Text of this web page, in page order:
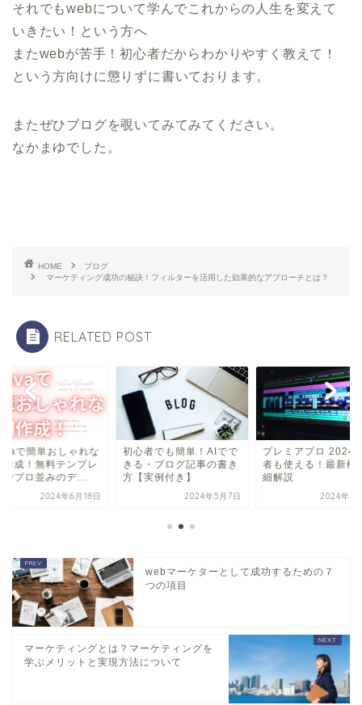
それでもwebについて学んでこれからの人生を変えて
いきたい！という方へ
またwebが苦手！初心者だからわかりやすく教えて！
という方向けに懲りずに書いております。
またぜひブログを覗いてみてみてください。
なかまゆでした。
HOME
ブログ
マーケティング成功の秘訣！フィルターを活用した効果的なアプローチとは？
RELATED POST
簡単おしゃれな
！無料テンプレ
ロ並みのデ...
2024年6月18日
初心者でも簡単！AIでで
きる・ブログ記事の書き
方【実例付き】
2024年5月7日
プレミアプロ 2024 初心
者も使える！最新機能
細解説
2024年5月31
webマーケターとして成功するための７
つの項目
マーケティングとは？マーケティングを
学ぶメリットと実現方法について